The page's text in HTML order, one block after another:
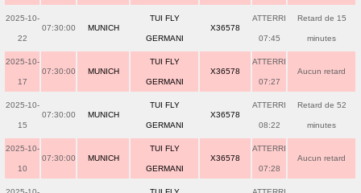
2025-10-
22
07:30:00 MUNICH
TUI FLY
GERMANI
X36578
ATTERRI
07:45
Retard de 15
minutes
2025-10-
17
07:30:00 MUNICH
TUI FLY
GERMANI
X36578
ATTERRI
07:27
Aucun retard
2025-10-
15
07:30:00 MUNICH
TUI FLY
GERMANI
X36578
ATTERRI
08:22
Retard de 52
minutes
2025-10-
10
07:30:00 MUNICH
TUI FLY
GERMANI
X36578
ATTERRI
07:28
Aucun retard